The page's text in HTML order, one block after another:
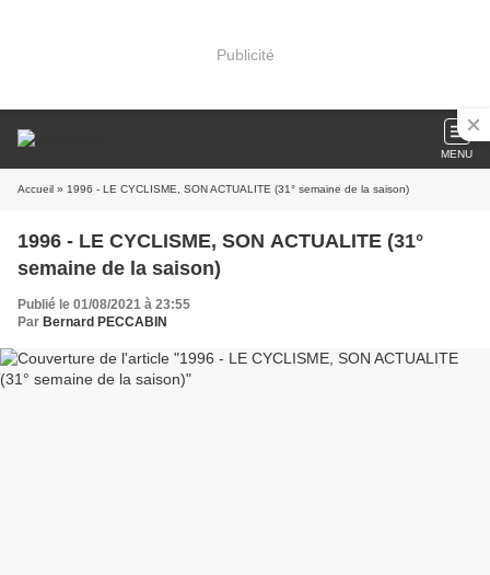
Publicité
MENU
Accueil » 1996 - LE CYCLISME, SON ACTUALITE (31° semaine de la saison)
1996 - LE CYCLISME, SON ACTUALITE (31°
semaine de la saison)
Publié le 01/08/2021 à 23:55
Par Bernard PECCABIN